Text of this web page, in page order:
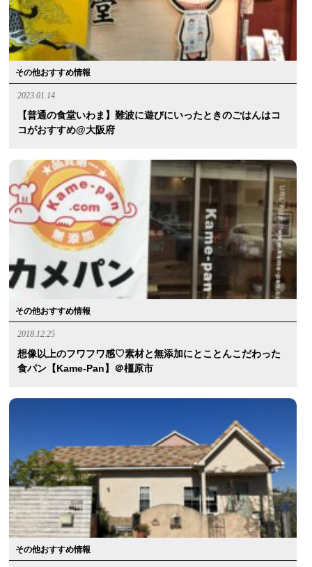
その他おすすめ情報
2023.01.14
【普通の食堂いわま】難波に遊びにいったときのごはんはコ
コがおすすめ@大阪府
その他おすすめ情報
2018.12.25
想像以上のフワフワ感♡素材と無添加にとことんこだわった
食パン【kame-Pan】＠橿原市
その他おすすめ情報